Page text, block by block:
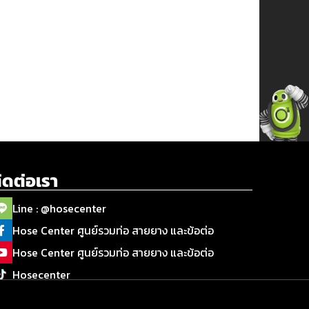
ต่อเรา
Line : @hosecenter
Hose Center ศูนย์รวมท่อ สายยาง และข้อต่อ
Hose Center ศูนย์รวมท่อ สายยาง และข้อต่อ
Hosecenter